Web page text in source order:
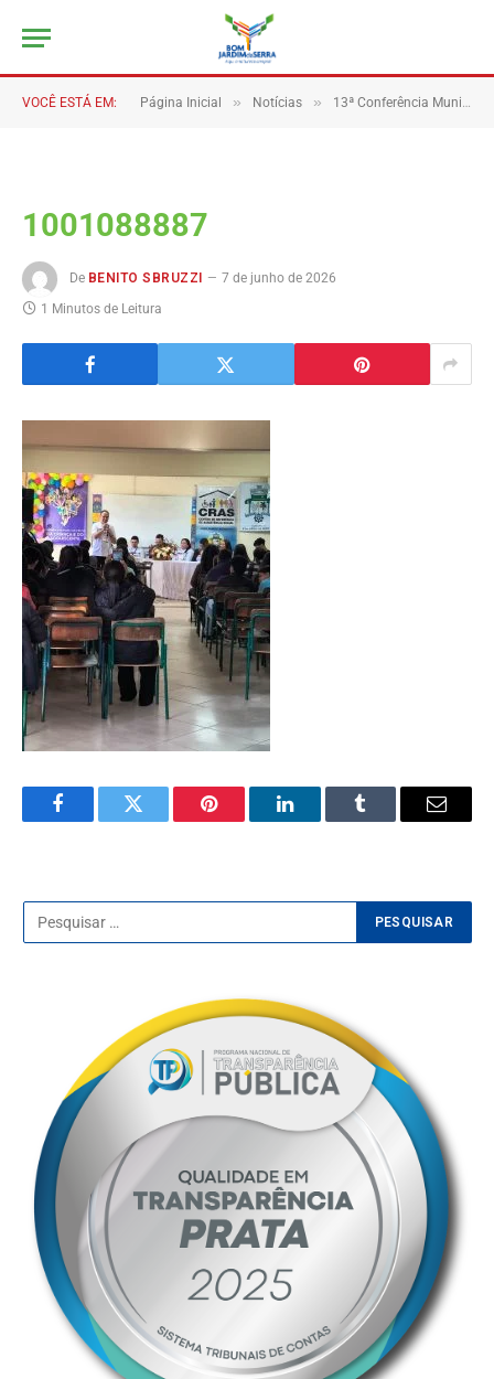
VOCÊ ESTÁ EM: Página Inicial » Notícias » 13ª Conferência Municipal de Assistência Social debate fortalecimento das políticas públicas em Bom Jardim da Serra,
1001088887
De BENITO SBRUZZI
7 de junho de 2026
1 Minutos de Leitura
FacebookTwitter Pinterest LinkedInTumblr
E-